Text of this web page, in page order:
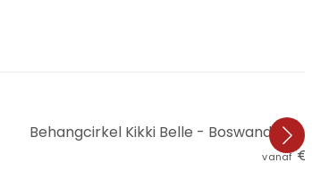
Behangcirkel Kikki Belle -
vanaf €